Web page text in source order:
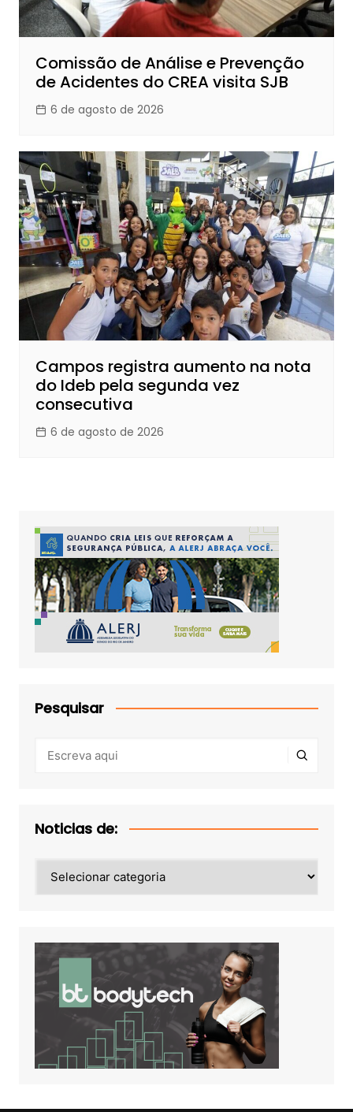
Comissão de Análise e Prevenção
de Acidentes do CREA visita SJB
6 de agosto de 2026
Campos registra aumento na nota
do Ideb pela segunda vez
consecutiva
6 de agosto de 2026
Pesquisar
Noticias de:
de: